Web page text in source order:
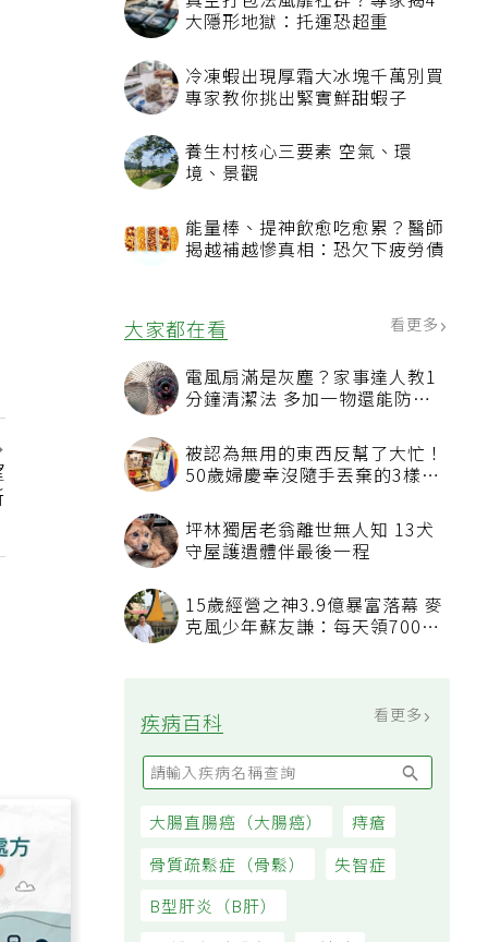
真空打包法風靡社群？專家揭4
大隱形地獄：托運恐超重
冷凍蝦出現厚霜大冰塊千萬別買
專家教你挑出緊實鮮甜蝦子
養生村核心三要素 空氣、環
境、景觀
能量棒、提神飲愈吃愈累？醫師
揭越補越慘真相：恐欠下疲勞債
大家都在看
電風扇滿是灰塵？家事達人教1
被認為無用的東西反幫了大忙！
50歲婦慶幸沒隨手丟棄的3樣物
坪林獨居老翁離世無人知 13犬
守屋護遺體伴最後一程
15歲經營之神3.9億暴富落幕 麥
疾病百科